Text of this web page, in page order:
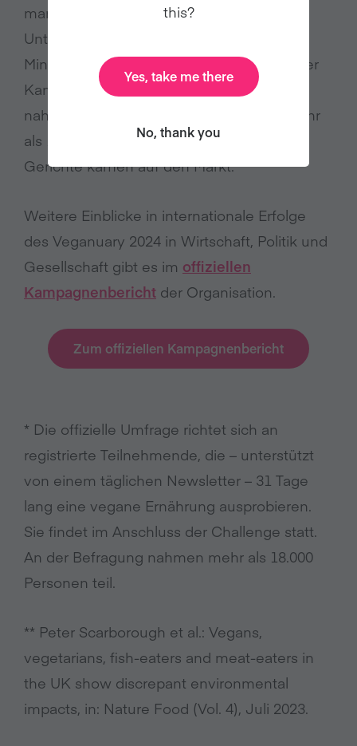
marktführende Cateringbetriebe, kleinere
Unternehmen und Start-ups sowie
Ministerien, Städte und Universitäten an der
Kampagne 2024. Allein in Deutschland
nahmen über 1.000 Unternehmen teil, mehr
als 1.100 neue vegane Produkte und
Gerichte kamen auf den Markt.
Weitere Einblicke in internationale Erfolge
des Veganuary 2024 in Wirtschaft, Politik und
Gesellschaft gibt es im offiziellen
Kampagnenbericht der Organisation.
Zum offiziellen Kampagnenbericht
* Die offizielle Umfrage richtet sich an
registrierte Teilnehmende, die – unterstützt
von einem täglichen Newsletter – 31 Tage
lang eine vegane Ernährung ausprobieren.
Sie findet im Anschluss der Challenge statt.
An der Befragung nahmen mehr als 18.000
Personen teil.
** Peter Scarborough et al.: Vegans,
vegetarians, fish-eaters and meat-eaters in
the UK show discrepant environmental
impacts, in: Nature Food (Vol. 4), Juli 2023.
this?
Yes, take me there
No, thank you